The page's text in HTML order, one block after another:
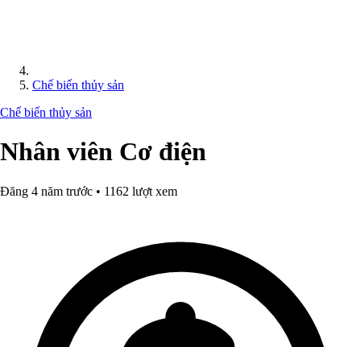
Chế biến thủy sản
Chế biến thủy sản
Nhân viên Cơ điện
Đăng 4 năm trước • 1162 lượt xem